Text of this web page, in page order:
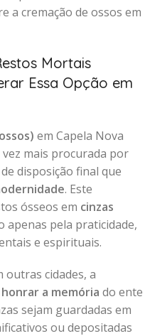
a cremação de ossos em
Mortais
Essa Opção em
em Capela Nova
mais procurada por
disposição final que
. Este
ósseos em cinzas
apenas pela praticidade,
e espirituais.
outras cidades, a
honrar a memória do ente
sejam guardadas em
ou depositadas